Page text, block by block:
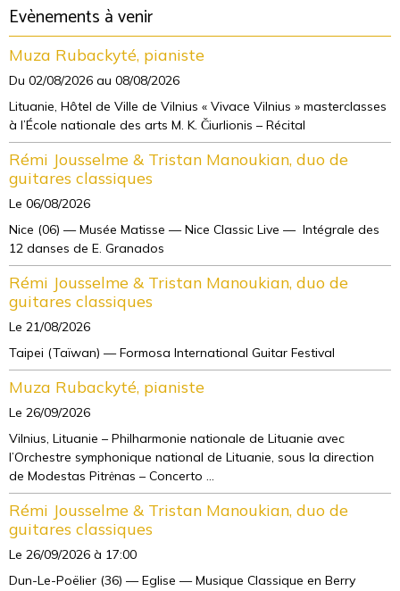
Evènements à venir
Muza Rubackyté, pianiste
Du 02/08/2026 au 08/08/2026
Lituanie, Hôtel de Ville de Vilnius « Vivace Vilnius » masterclasses
à l’École nationale des arts M. K. Čiurlionis – Récital
Rémi Jousselme & Tristan Manoukian, duo de
guitares classiques
Le 06/08/2026
Nice (06) — Musée Matisse — Nice Classic Live — Intégrale des
12 danses de E. Granados
Rémi Jousselme & Tristan Manoukian, duo de
guitares classiques
Le 21/08/2026
Taipei (Taïwan) — Formosa International Guitar Festival
Muza Rubackyté, pianiste
Le 26/09/2026
Vilnius, Lituanie – Philharmonie nationale de Lituanie avec
l’Orchestre symphonique national de Lituanie, sous la direction
de Modestas Pitrėnas – Concerto ...
Rémi Jousselme & Tristan Manoukian, duo de
guitares classiques
Le 26/09/2026 à 17:00
Dun-Le-Poëlier (36) — Eglise — Musique Classique en Berry